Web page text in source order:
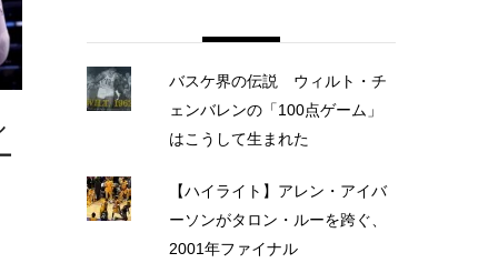
バスケ界の伝説 ウィルト・チ
ェンバレンの「100点ゲーム」
はこうして生まれた
【ハイライト】アレン・アイバ
ーソンがタロン・ルーを跨ぐ、
2001年ファイナル